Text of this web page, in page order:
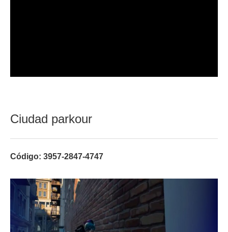
Ciudad parkour
Código: 3957-2847-4747